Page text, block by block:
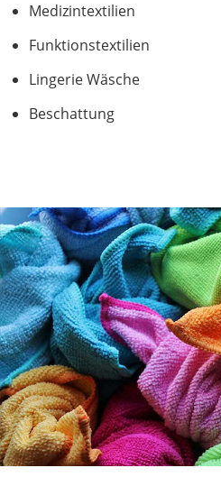
Medizintextilien
Funktionstextilien
Lingerie Wäsche
Beschattung